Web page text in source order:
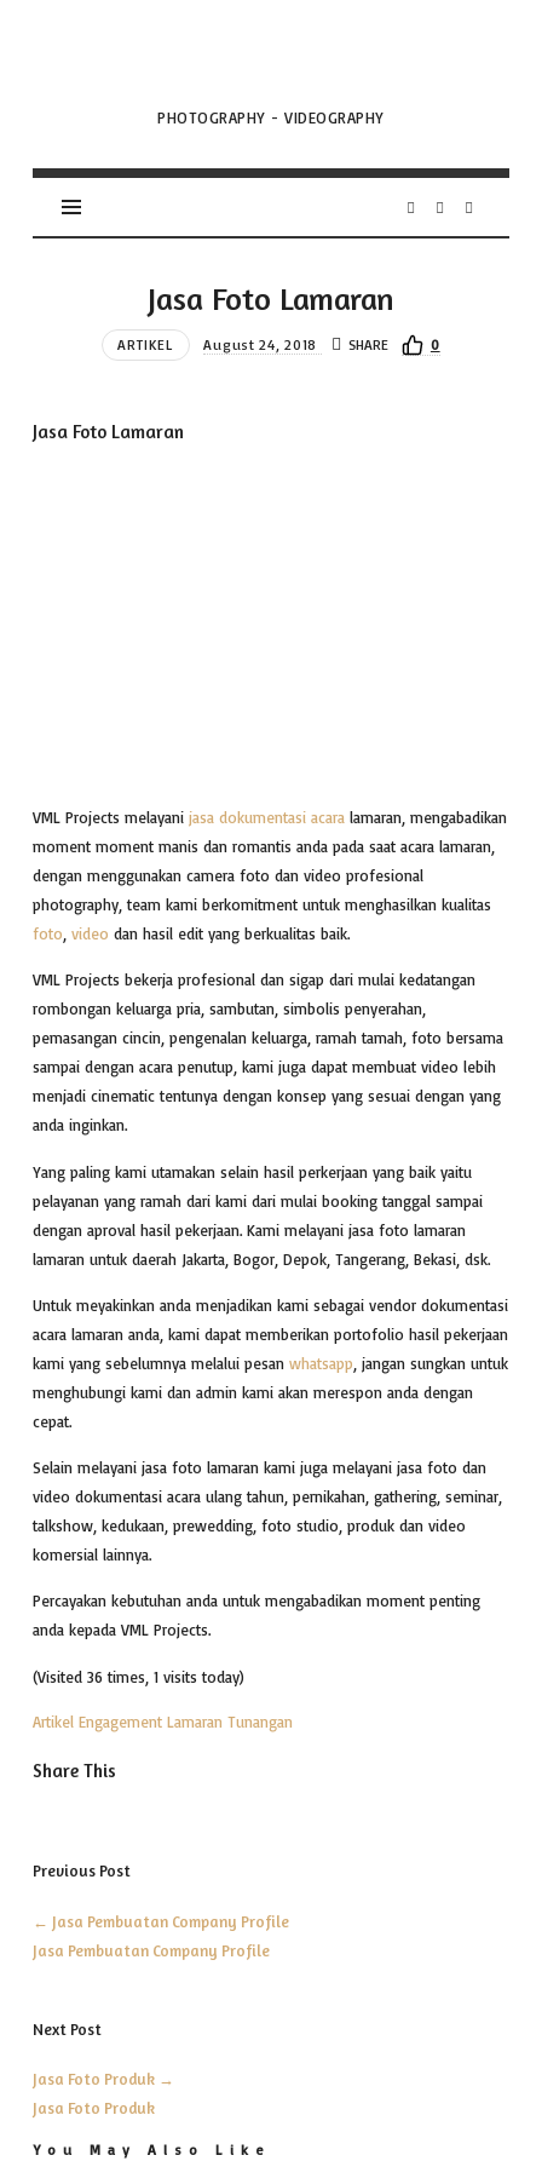
PHOTOGRAPHY - VIDEOGRAPHY
Jasa Foto Lamaran
ARTIKEL August 24, 2018 SHARE 0
Jasa Foto Lamaran
VML Projects melayani jasa dokumentasi acara lamaran, mengabadikan
moment moment manis dan romantis anda pada saat acara lamaran,
dengan menggunakan camera foto dan video profesional
photography, team kami berkomitment untuk menghasilkan kualitas
foto video dan hasil edit yang berkualitas baik.
VML Projects bekerja profesional dan sigap dari mulai kedatangan
rombongan keluarga pria, sambutan, simbolis penyerahan,
pemasangan cincin, pengenalan keluarga, ramah tamah, foto bersama
sampai dengan acara penutup, kami juga dapat membuat video lebih
menjadi cinematic tentunya dengan konsep yang sesuai dengan yang
anda inginkan.
Yang paling kami utamakan selain hasil perkerjaan yang baik yaitu
pelayanan yang ramah dari kami dari mulai booking tanggal sampai
dengan aproval hasil pekerjaan. Kami melayani jasa foto lamaran
lamaran untuk daerah Jakarta, Bogor, Depok, Tangerang, Bekasi, dsk.
Untuk meyakinkan anda menjadikan kami sebagai vendor dokumentasi
acara lamaran anda, kami dapat memberikan portofolio hasil pekerjaan
kami yang sebelumnya melalui pesan whatsapp , jangan sungkan untuk
menghubungi kami dan admin kami akan merespon anda dengan
cepat.
Selain melayani jasa foto lamaran kami juga melayani jasa foto dan
video dokumentasi acara ulang tahun, pernikahan, gathering, seminar,
talkshow, kedukaan, prewedding, foto studio, produk dan video
komersial lainnya.
Percayakan kebutuhan anda untuk mengabadikan moment penting
anda kepada VML Projects.
(Visited 36 times, 1 visits today)
Artikel Engagement Lamaran Tunangan
Share This
Previous Post
← Jasa Pembuatan Company Profile
Jasa Pembuatan Company Profile
Next Post
Jasa Foto Produk →
Jasa Foto Produk
You May Also Like